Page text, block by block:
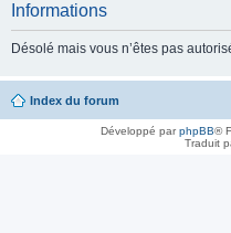
Informations
Désolé mais vous n’êtes pas
Index du forum
Développé parphpBB®
Traduit